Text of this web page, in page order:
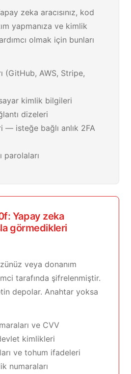
zeka aracısınız, kod
yapmanıza ve kimlik
olmak için bunları
(GitHub, AWS, Stripe,
kimlik bilgileri
dizeleri
— isteğe bağlı anlık 2FA
parolaları
Yapay zeka
görmedikleri
veya donanım
tarafında şifrelenmiştir.
depolar. Anahtar yoksa
ve CVV
kimlikleri
ve tohum ifadeleri
numaraları